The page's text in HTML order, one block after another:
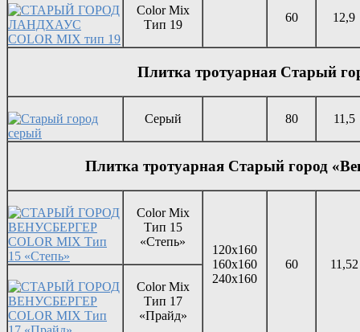
Color Mix
Тип 19
60 12,9
Плитка тротуарная Старый
Серый 80 11,5
Плитка тротуарная Старый город
Color Mix
Тип 15
«Степь»
120х160
160х160
240х160
60
11,52
Color Mix
Тип 17
«Прайд»